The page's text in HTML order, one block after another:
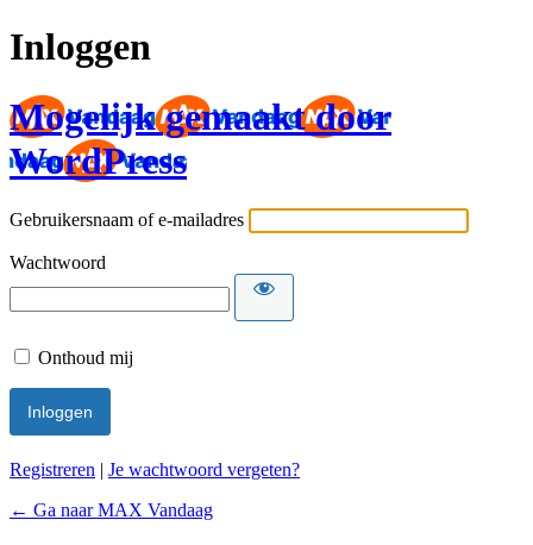
Inloggen
Mogelijk gemaakt door
WordPress
Gebruikersnaam of e-mailadres
Wachtwoord
Onthoud mij
Registreren | Je wachtwoord vergeten?
← Ga naar MAX Vandaag